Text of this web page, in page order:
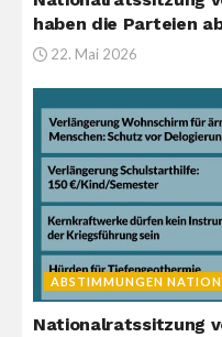
haben die Parteien
22. Mai 2026
ABSTIMMUNGEN
Nationalratssitzung